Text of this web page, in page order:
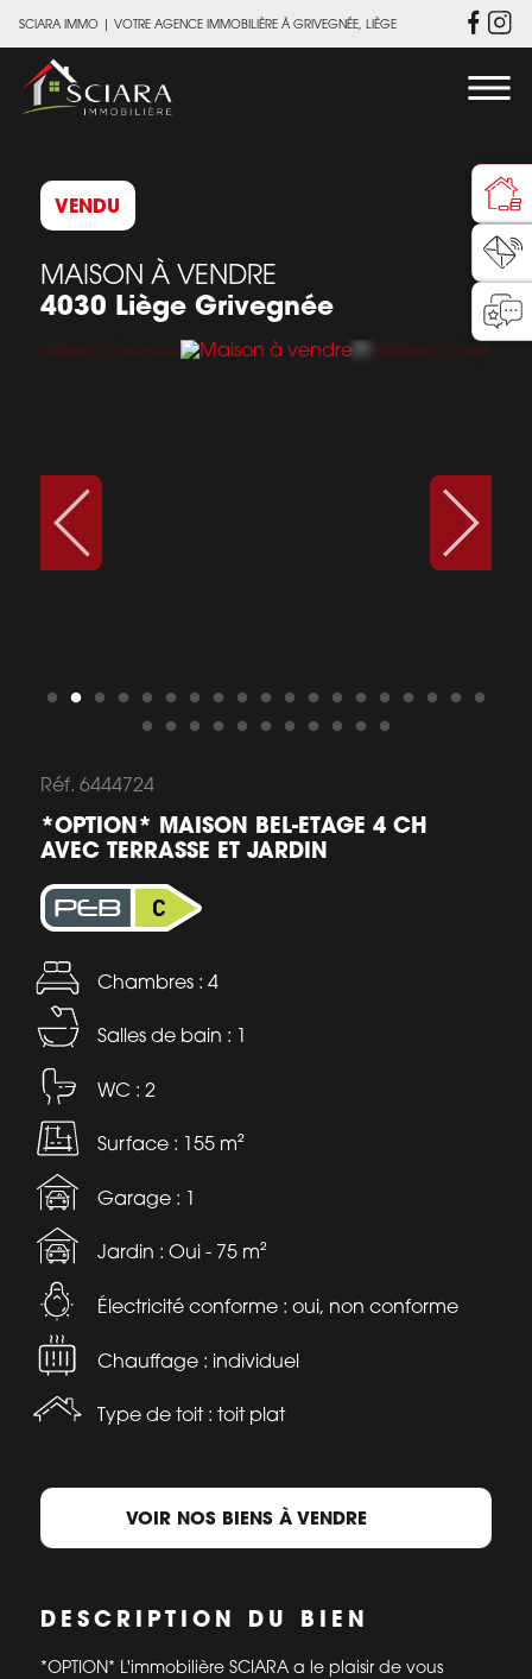
SCIARA IMMO | VOTRE AGENCE IMMOBILIÈRE À GRIVEGNÉE, LIÈGE
VENDU
MAISON À VENDRE
4030 Liège Grivegnée
Réf. 6444724
*OPTION* MAISON BEL-ETAGE 4 CH
AVEC TERRASSE ET JARDIN
Chambres : 4
Salles de bain : 1
WC : 2
Surface : 155 m²
Garage : 1
Jardin : Oui - 75 m²
Électricité conforme : oui, non conforme
Chauffage : individuel
Type de toit : toit plat
VOIR NOS BIENS À VENDRE
DESCRIPTION DU BIEN
*OPTION* L'immobilière SCIARA a le plaisir de vous